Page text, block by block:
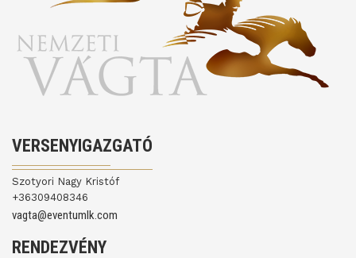
VERSENYIGAZGATÓ
Szotyori Nagy Kristóf
+36309408346
vagta@eventumlk.com
RENDEZVÉNY